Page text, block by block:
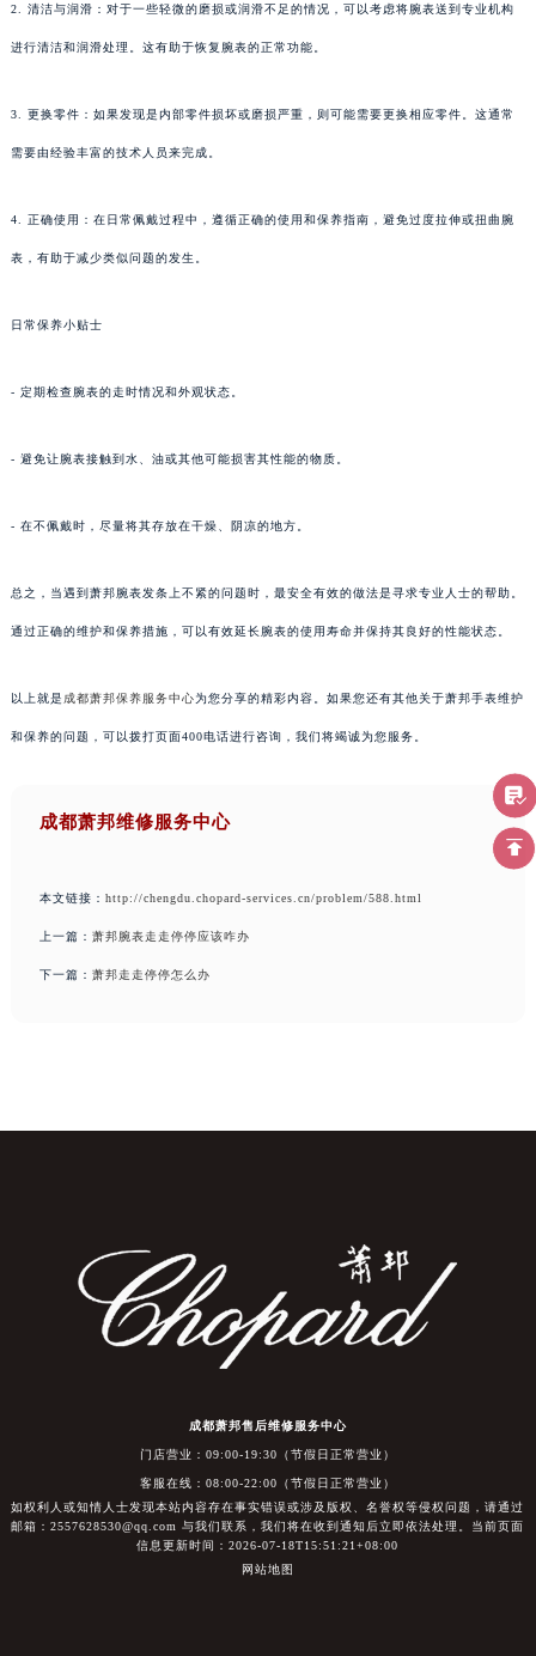
2. 清洁与润滑：对于一些轻微的磨损或润滑不足的情况，可以考虑将腕表送到专业机构
进行清洁和润滑处理。这有助于恢复腕表的正常功能。
3. 更换零件：如果发现是内部零件损坏或磨损严重，则可能需要更换相应零件。这通常
需要由经验丰富的技术人员来完成。
4. 正确使用：在日常佩戴过程中，遵循正确的使用和保养指南，避免过度拉伸或扭曲腕
表，有助于减少类似问题的发生。
日常保养小贴士
- 定期检查腕表的走时情况和外观状态。
- 避免让腕表接触到水、油或其他可能损害其性能的物质。
- 在不佩戴时，尽量将其存放在干燥、阴凉的地方。
总之，当遇到萧邦腕表发条上不紧的问题时，最安全有效的做法是寻求专业人士的帮助。
通过正确的维护和保养措施，可以有效延长腕表的使用寿命并保持其良好的性能状态。
以上就是 成都萧邦保养服务中心为您分享的精彩内容。如果您还有其他关于萧邦手表维护
和保养的问题，可以拨打页面400电话进行咨询，我们将竭诚为您服务。
成都萧邦维修服务中心
本文链接： http://chengdu.chopard-services.cn/problem/588.html
上一篇： 萧邦腕表走走停停应该咋办
下一篇： 萧邦走走停停怎么办
成都萧邦售后维修服务中心
门店营业：09:00-19:30（节假日正常营业）
客服在线：08:00-22:00（节假日正常营业）
如权利人或知情人士发现本站内容存在事实错误或涉及版权、名誉权等侵权问题，请通过
邮箱：2557628530@qq.com 与我们联系，我们将在收到通知后立即依法处理。当前页面
信息更新时间：2026-07-18T15:51:21+08:00
网站地图